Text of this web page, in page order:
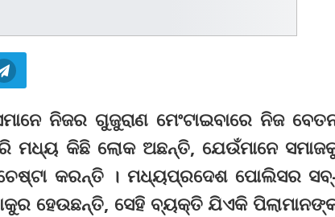
ନିଜର ଗୁଜୁରାଣ ମେଂଟାଇବାରେ ନିଜ
ମଧ୍ୟ କିଛି ଲୋକ ଅଛନ୍ତି, ଯେଉଁମାନେ
କରନ୍ତି । ମଧ୍ୟପ୍ରଦେଶ ପୋଲିସର
ହେଉଛନ୍ତି, ସେହି ବ୍ୟକ୍ତି ଯିଏକି